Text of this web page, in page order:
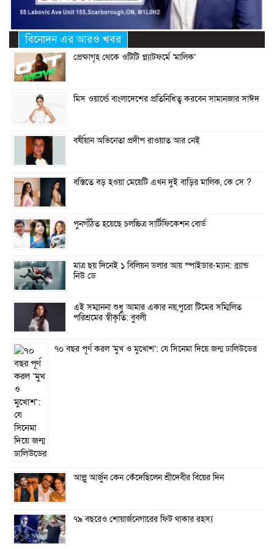
বিনোদন এর আরও খবর
প্রেক্ষাগৃহ থেকে ওটিটি প্ল্যাটফর্মে ‘মালিক’
মিস ওয়ার্ল্ডে বাংলাদেশের প্রতিনিধিত্ব করবেন সামানজার সাঈদ
বর্ষীয়ান অভিনেতা প্রদীপ রাওয়াত আর নেই
বস্তিতে বড় হওয়া মেয়েটি এখন দুই বাড়ির মালিক, কে সে ?
পুনর্গঠিত হয়েছে চলচ্চিত্র সার্টিফিকেশন বোর্ড
মাত্র ছয় দিনেই ১ বিলিয়ন ডলার আয় স্পাইডার-ম্যান: ব্র্যান্ড
নিউ ডে
এই সম্মাননা শুধু আমার একার নয়,পুরো টিমের সম্মিলিত
পরিশ্রমের স্বীকৃতি: বুবলী
৭০ বছর পূর্ণ করল ‘মুখ ও মুখোশ’: যে সিনেমা দিয়ে জন্ম ঢালিউডের
আল্লু আর্জুন কেন কেঁদেছিলেন শ্রীদেবীর বিয়ের দিন
৭৯ বছরেও শোয়ার্জনেগারের ফিট থাকার রহস্য